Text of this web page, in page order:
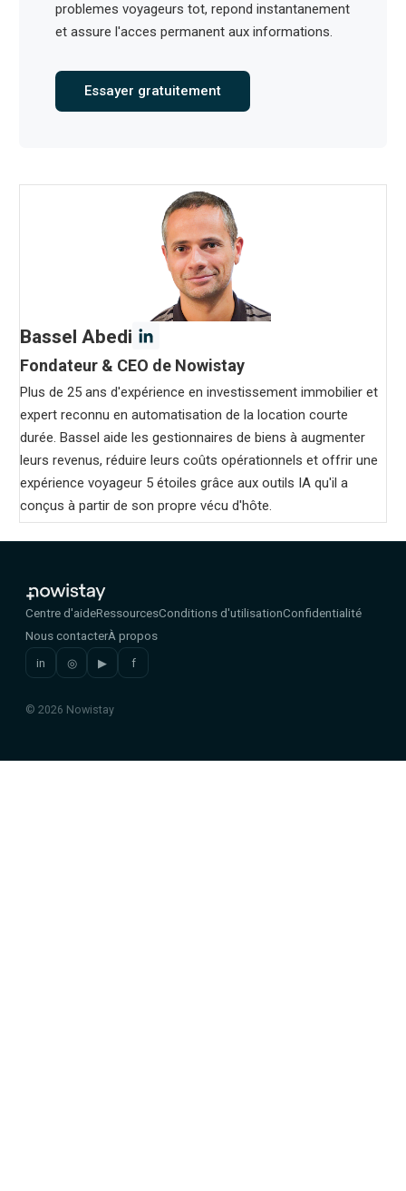
problemes voyageurs tot, repond instantanement
et assure l'acces permanent aux informations.
Essayer gratuitement
Bassel Abedi
Fondateur & CEO de Nowistay
Plus de 25 ans d'expérience en investissement immobilier et
expert reconnu en automatisation de la location courte
durée. Bassel aide les gestionnaires de biens à augmenter
leurs revenus, réduire leurs coûts opérationnels et offrir une
expérience voyageur 5 étoiles grâce aux outils IA qu'il a
conçus à partir de son propre vécu d'hôte.
Centre d'aideRessourcesConditions d'utilisationConfidentialité
Nous contacterÀ propos
in ◎ ▶ f
© 2026 Nowistay